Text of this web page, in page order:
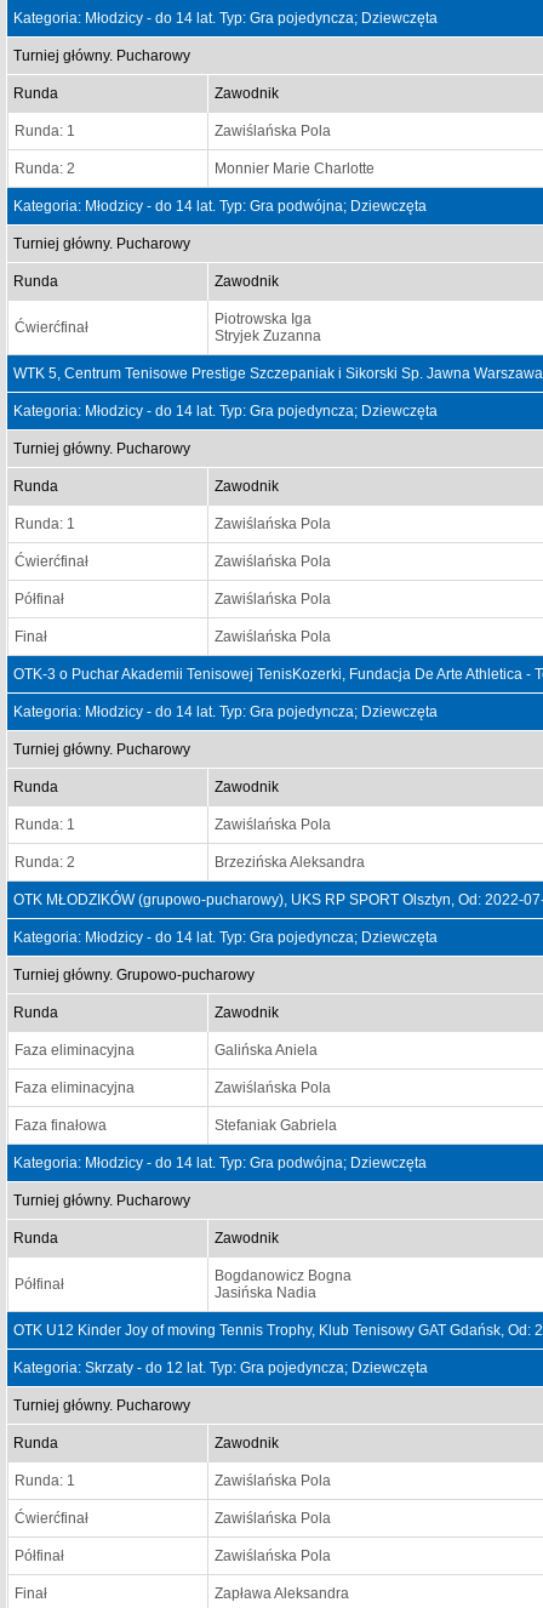
Kategoria: Młodzicy - do 14 lat. Typ: Gra pojedyncza; Dziewczęta
Turniej główny. Pucharowy
Runda Zawodnik
Runda: 1 Zawiślańska Pola
Runda: 2 Monnier Marie Charlotte
Kategoria: Młodzicy - do 14 lat. Typ: Gra podwójna; Dziewczęta
Turniej główny. Pucharowy
Runda Zawodnik
Ćwierćfinał
Piotrowska Iga
Stryjek Zuzanna
WTK 5, Centrum Tenisowe Prestige Szczepaniak i Sikorski Sp. Jawna
Kategoria: Młodzicy - do 14 lat. Typ: Gra pojedyncza; Dziewczęta
Turniej główny. Pucharowy
Runda Zawodnik
Runda: 1 Zawiślańska Pola
Ćwierćfinał Zawiślańska Pola
Półfinał Zawiślańska Pola
Finał Zawiślańska Pola
OTK-3 o Puchar Akademii Tenisowej TenisKozerki, Fundacja De Arte Athletica
Kategoria: Młodzicy - do 14 lat. Typ: Gra pojedyncza; Dziewczęta
Turniej główny. Pucharowy
Runda Zawodnik
Runda: 1 Zawiślańska Pola
Runda: 2 Brzezińska Aleksandra
OTK MŁODZIKÓW (grupowo-pucharowy), UKS RP SPORT Olsztyn, Od: 2022-
Kategoria: Młodzicy - do 14 lat. Typ: Gra pojedyncza; Dziewczęta
Turniej główny. Grupowo-pucharowy
Runda Zawodnik
Faza eliminacyjna Galińska Aniela
Faza eliminacyjna Zawiślańska Pola
Faza finałowa Stefaniak Gabriela
Kategoria: Młodzicy - do 14 lat. Typ: Gra podwójna; Dziewczęta
Turniej główny. Pucharowy
Runda Zawodnik
Półfinał
Bogdanowicz Bogna
Jasińska Nadia
OTK U12 Kinder Joy of moving Tennis Trophy, Klub Tenisowy GAT Gdańsk, Od:
Kategoria: Skrzaty - do 12 lat. Typ: Gra pojedyncza; Dziewczęta
Turniej główny. Pucharowy
Runda Zawodnik
Runda: 1 Zawiślańska Pola
Ćwierćfinał Zawiślańska Pola
Półfinał Zawiślańska Pola
Finał Zapława Aleksandra